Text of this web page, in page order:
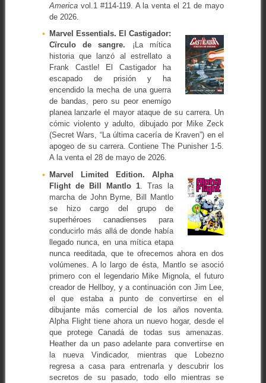
Americavol.1 #114-119. A la venta el 21 de mayo
de 2026.
Marvel Essentials. El Castigador:
Cïrculo de sangre. ¡La mítica
historia que lanzó al estrellato a
Frank Castle! El Castigador ha
escapado de prisión y ha
encendido la mecha de una guerra
de bandas, pero su peor enemigo
planea lanzarle el mayor ataque de su carrera. Un
cómic violento y adulto, dibujado por Mike Zeck
(Secret Wars, “La última cacería de Kraven”) en el
apogeo de su carrera. Contiene The Punisher 1-5.
A la venta el 28 de mayo de 2026.
Marvel Limited Edition. Alpha
Flight de Bill Mantlo 1. Tras la
marcha de John Byrne, Bill Mantlo
se hizo cargo del grupo de
superhéroes canadienses para
conducirlo más allá de donde había
llegado nunca, en una mítica etapa
nunca reeditada, que te ofrecemos ahora en dos
volúmenes. A lo largo de ésta, Mantlo se asoció
primero con el legendario Mike Mignola, el futuro
creador de Hellboy, y a continuación con Jim Lee,
el que estaba a punto de convertirse en el
dibujante más comercial de los años noventa.
Alpha Flight tiene ahora un nuevo hogar, desde el
que protege Canadá de todas sus amenazas.
Heather da un paso adelante para convertirse en
la nueva Vindicador, mientras que Lobezno
regresa a casa para entrenarla y descubrir los
secretos de su pasado, todo ello mientras se